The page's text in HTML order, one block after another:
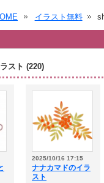
イラスト無料
スト (220)
2025/10/16 17:15
ナナカマドのイラ
スト